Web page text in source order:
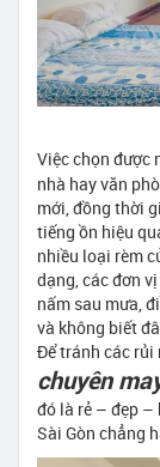
Việc chọn được
nhà hay văn
mới, đồng thời
tiếng ồn hiệu
nhiều loại rèm
dạng, các đơn
nấm sau mưa,
và không biết
Để tránh các rủi
chuyên
đó là rẻ – đẹp –
Sài Gòn chẳng